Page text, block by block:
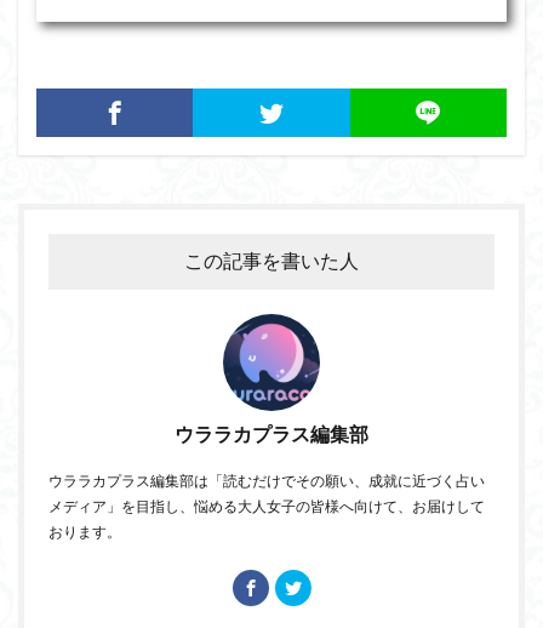
この記事を書いた人
ウララカプラス編集部
ウララカプラス編集部は「読むだけでその願い、成就に近づく占い
メディア」を目指し、悩める大人女子の皆様へ向けて、お届けして
おります。